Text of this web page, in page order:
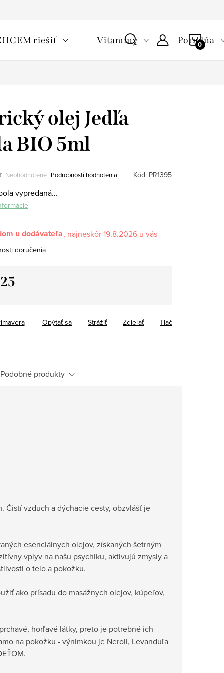
riešiť Vitamíny Poradňa
olej Jedľa
BIO 5ml
Neohodnotené Podrobnosti hodnotenia Kód: PR1395
vypredaná…
u dodávateľa 19.8.2026
doručenia
Tlač
Opýtať sa Strážiť Zdieľať
Podobné produkty
Čistí vzduch a dýchacie cesty, obzvlášť je
esenciálnych olejov, získaných šetrným
vplyv na našu psychiku, aktivujú zmysly a
o telo a pokožku.
ako prísadu do masážnych olejov, kúpeľov,
horľavé látky, preto je potrebné ich
na pokožku - výnimkou je Neroli, Levanduľa